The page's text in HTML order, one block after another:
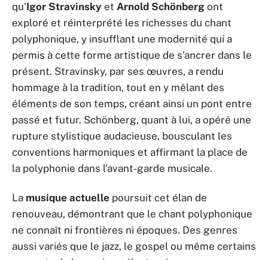
qu’Igor Stravinsky et Arnold Schönberg ont
exploré et réinterprété les richesses du chant
polyphonique, y insufflant une modernité qui a
permis à cette forme artistique de s’ancrer dans le
présent. Stravinsky, par ses œuvres, a rendu
hommage à la tradition, tout en y mêlant des
éléments de son temps, créant ainsi un pont entre
passé et futur. Schönberg, quant à lui, a opéré une
rupture stylistique audacieuse, bousculant les
conventions harmoniques et affirmant la place de
la polyphonie dans l’avant-garde musicale.
La musique actuelle poursuit cet élan de
renouveau, démontrant que le chant polyphonique
ne connaît ni frontières ni époques. Des genres
aussi variés que le jazz, le gospel ou même certains